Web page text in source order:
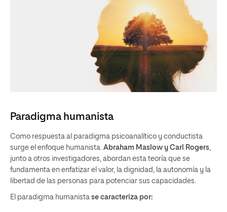
Paradigma humanista
Como respuesta al paradigma psicoanalítico y conductista
surge el enfoque humanista. Abraham Maslow y Carl Rogers
junto a otros investigadores, abordan esta teoría que se
fundamenta en enfatizar el valor, la dignidad, la autonomía y la
libertad de las personas para potenciar sus capacidades.
El paradigma humanista se caracteriza por: